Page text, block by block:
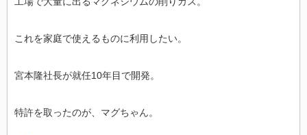
これを家庭で使えるものに利用したい。
宮本隆社長が就任10年目で開発。
特許を取ったのが、マグちゃん。